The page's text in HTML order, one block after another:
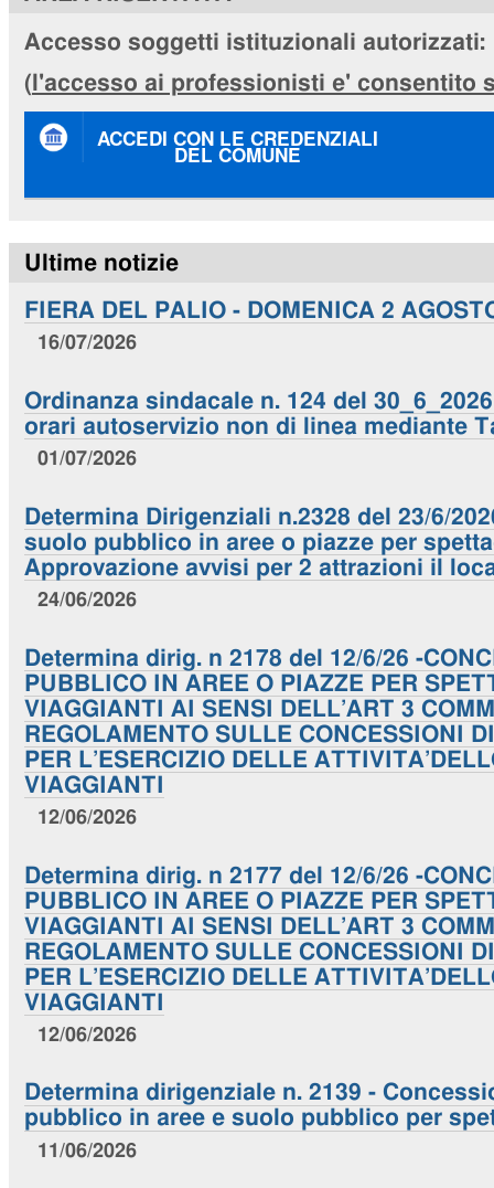
Accesso soggetti istituzionali autorizzati:
( l'accesso ai professionisti e' consentito
ACCEDI CON LE CREDENZIALI
DEL COMUNE
Ultime notizie
FIERA DEL PALIO - DOMENICA 2
16/07/2026
Ordinanza sindacale n. 124 del
orari autoservizio non di linea mediante
01/07/2026
Determina Dirigenziali n.2328 del 23/6/
suolo pubblico in aree o piazze per
Approvazione avvisi per 2 attrazioni il
24/06/2026
Determina dirig. n 2178 del 12/6/26 -
PUBBLICO IN AREE O PIAZZE PER
VIAGGIANTI AI SENSI DELL’ART 3
REGOLAMENTO SULLE CONCESSIONI
PER L’ESERCIZIO DELLE
VIAGGIANTI
12/06/2026
Determina dirig. n 2177 del 12/6/26 -
PUBBLICO IN AREE O PIAZZE PER
VIAGGIANTI AI SENSI DELL’ART 3
REGOLAMENTO SULLE CONCESSIONI
PER L’ESERCIZIO DELLE
VIAGGIANTI
12/06/2026
Determina dirigenziale n. 2139 -
pubblico in aree e suolo pubblico per
11/06/2026